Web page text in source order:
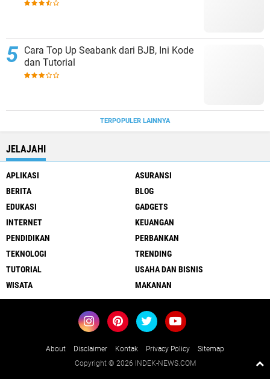
Cara Top Up Seabank dari BJB, Ini Kode
dan Tutorial
TERPOPULER LAINNYA
JELAJAHI
APLIKASI
ASURANSI
BERITA
BLOG
EDUKASI
GADGETS
INTERNET
KEUANGAN
PENDIDIKAN
PERBANKAN
TEKNOLOGI
TRENDING
TUTORIAL
USAHA DAN BISNIS
WISATA
MAKANAN
About Disclaimer Kontak Privacy Policy
Sitemap
Copyright © 2026 INDEK-NEWS.COM